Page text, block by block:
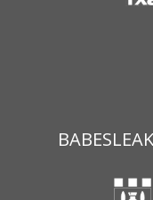
BABESLEAK